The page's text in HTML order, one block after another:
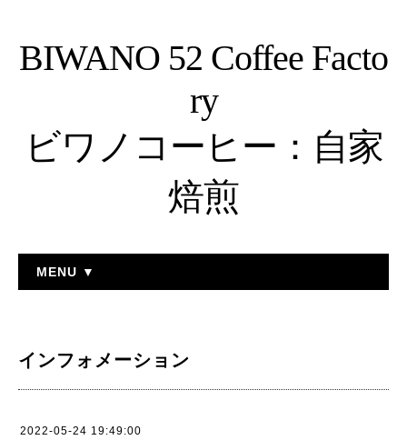
BIWANO 52 Coffee Facto
ry
ビワノコーヒー：自家
焙煎
MENU ▼
インフォメーション
2022-05-24 19:49:00